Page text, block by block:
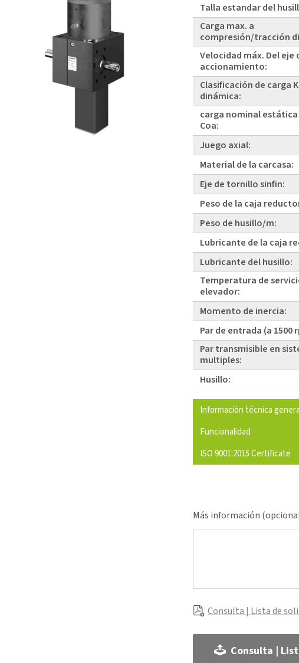
Talla estandar del
Carga max. a
compresión/tracción
Velocidad máx. Del eje
accionamiento:
Clasificación de carga
dinámica:
carga nominal estática
Coa:
Juego axial:
Material de la carcasa:
Eje de tornillo sinfin:
Peso de la caja
Peso de husillo/m:
Lubricante de la caja
Lubricante del husillo:
Temperatura de
elevador:
Momento de inercia:
Par de entrada (a 1500
Par transmisible en
multiples:
Husillo:
Información técnica
Funcionalidad
ISO 9001:2015 Certificate
Más información
Consulta | Lista de
Consulta |